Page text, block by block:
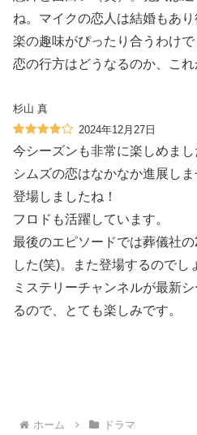
ね。マイクの恋人は結婚もあ
楽の趣味がぴったり合うわけ
恋の行方はどうなるのか、これ
杉山 真
2024年12月27日
今シーズンも非常に楽しめまし
シムズの恋はなかなか進展し
登場しましたね！
フロドも活躍しています。
最後のエピソードでは葬儀社
した(笑)。また登場するのでし
ミステリーチャンネルが最新
るので、とても楽しみです。
ホーム ドラマ